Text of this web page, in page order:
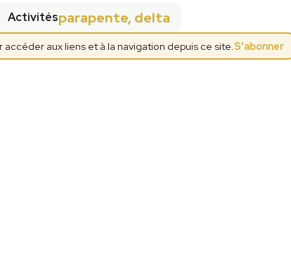
Activitésparapente, delta
accéder aux liens et à la navigation depuis ce site.S'abonner